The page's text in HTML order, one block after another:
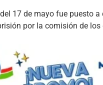
17 de mayo fue puesto
por la comisión de